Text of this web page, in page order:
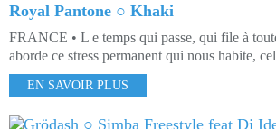
Royal Pantone ○ Khaki
FRANCE • L e temps qui passe, qui file à
aborde ce stress permanent qui nous habite,
EN SAVOIR PLUS